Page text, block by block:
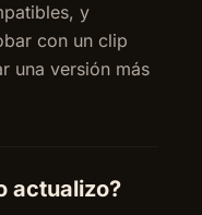
y
con un clip
una versión más
actualizo?